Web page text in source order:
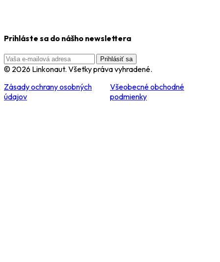
Prihláste sa do nášho newslettera
Prihlásiť sa
© 2026 Linkonaut. Všetky práva vyhradené.
Zásady ochrany osobných
údajov
Všeobecné obchodné
podmienky